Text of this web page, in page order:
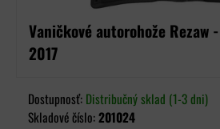
Vaničkové autorohože Rezaw
2017
Dostupnosť: Distribučný sklad (1-3 dni)
Skladové číslo:201024